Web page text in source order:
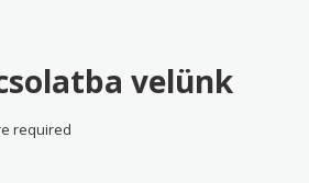
velünk
required